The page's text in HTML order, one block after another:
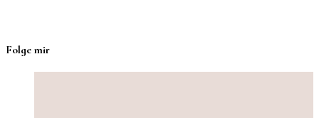
Folge mir